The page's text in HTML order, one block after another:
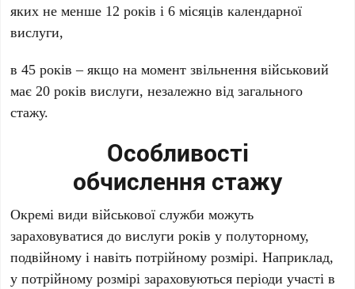
яких не менше 12 років і 6 місяців календарної
вислуги,
в 45 років – якщо на момент звільнення військовий
має 20 років вислуги, незалежно від загального
стажу.
Особливості
обчислення стажу
Окремі види військової служби можуть
зараховуватися до вислуги років у полуторному,
подвійному і навіть потрійному розмірі. Наприклад,
у потрійному розмірі зараховуються періоди участі в